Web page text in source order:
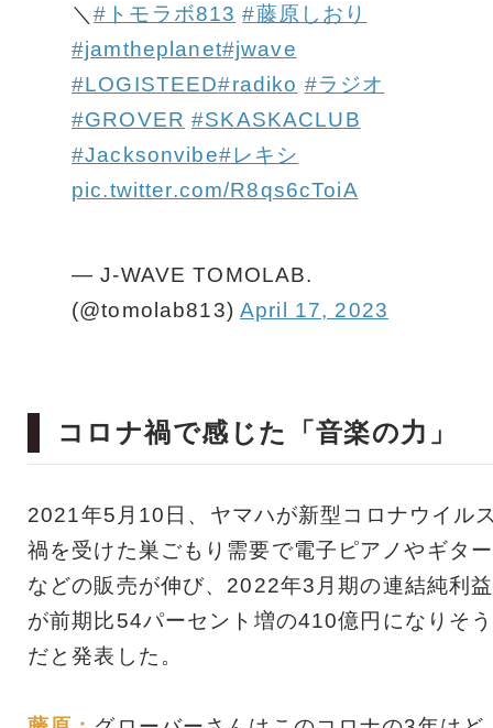
＼#トモラボ813 #藤原しおり
#jamtheplanet#jwave
#LOGISTEED#radiko #ラジオ
#GROVER #SKASKACLUB
#Jacksonvibe#レキシ
pic.twitter.com/R8qs6cToiA
— J-WAVE TOMOLAB.
(@tomolab813) April 17, 2023
コロナ禍で感じた「音楽の力」
2021年5月10日、ヤマハが新型コロナウイル
禍を受けた巣ごもり需要で電子ピアノやギター
などの販売が伸び、2022年3月期の連結純利益
が前期比54パーセント増の410億円になりそう
だと発表した。